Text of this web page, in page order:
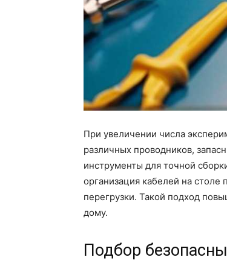
При увеличении числа
различных проводников,
инструменты для точной
организация кабелей на столе
перегрузки. Такой подход
дому.
Подбор